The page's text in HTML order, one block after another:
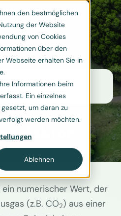
den bestmöglichen
der Website
von Cookies
über den
Webseite erhalten Sie in
.
Informationen beim
Ein einzelnes
um daran zu
werden möchten.
Ablehnen
numerischer Wert, der
(z.B. CO2) aus einer